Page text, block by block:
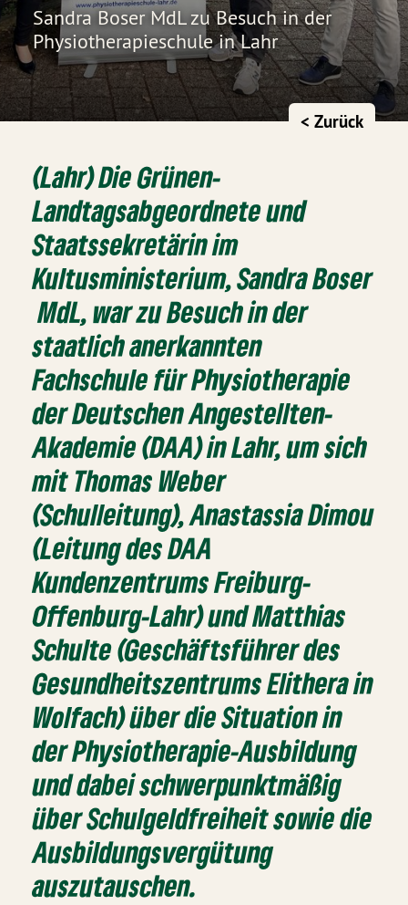
Sandra Boser MdL zu Besuch in der
Physiotherapieschule in Lahr
< Zurück
(Lahr) Die Grünen-
Landtagsabgeordnete und
Staatssekretärin im
Kultusministerium, Sandra Boser
MdL, war zu Besuch in der
staatlich anerkannten
Fachschule für Physiotherapie
der Deutschen Angestellten-
Akademie (DAA) in Lahr, um sich
mit Thomas Weber
(Schulleitung), Anastassia Dimou
(Leitung des DAA
Kundenzentrums Freiburg-
Offenburg-Lahr) und Matthias
Schulte (Geschäftsführer des
Gesundheitszentrums Elithera in
Wolfach) über die Situation in
der Physiotherapie-Ausbildung
und dabei schwerpunktmäßig
über Schulgeldfreiheit sowie die
Ausbildungsvergütung
auszutauschen.